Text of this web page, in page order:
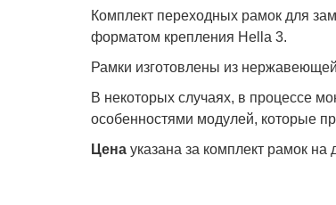
Комплект переходных рамок для
форматом крепления Hella 3.
Рамки изготовлены из
В некоторых случаях, в процессе
особенностями модулей, которые
Цена указана за комплект рамок